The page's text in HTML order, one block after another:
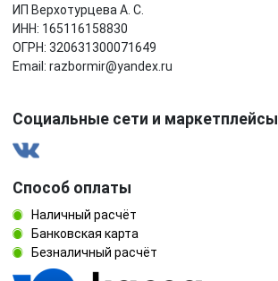
ИП Верхотурцева А. С.
ИНН: 165116158830
ОГРН: 320631300071649
Email: razbormir@yandex.ru
Социальные сети и маркетплейсы
Способ оплаты
Наличный расчёт
Банковская карта
Безналичный расчёт